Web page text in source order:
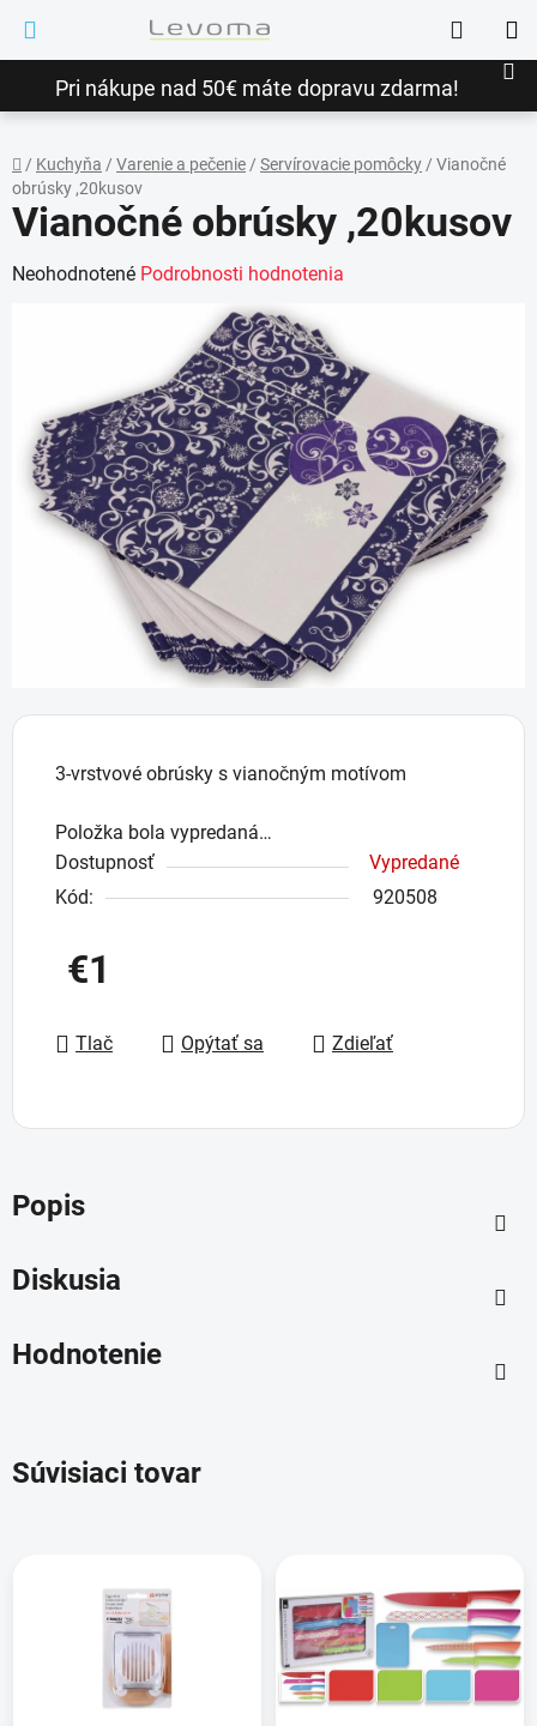
obsah
Pri nákupe nad 50€ máte dopravu zdarma!
Hľadať
Domov
/ Kuchyňa / Varenie a pečenie/ Servírovacie pomôcky/ Vianočné
obrúsky ,20kusov
3-vrstvové obrúsky s vianočným motívom
Položka bola vypredaná…
Dostupnosť
Vypredané
Kód:
920508
€1
Tlač
Opýtať sa Zdieľať
Vianočné obrúsky ,20kusov
Priemerné
hviezdičiek.
Neohodnotené Podrobnosti hodnotenia
Popis
Diskusia
Hodnotenie
Súvisiaci tovar